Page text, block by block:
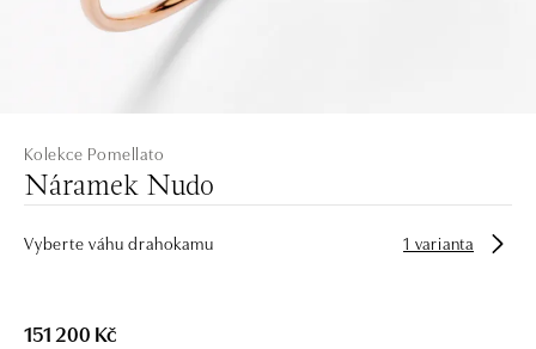
Kolekce Pomellato
Náramek Nudo
Vyberte váhu drahokamu 1 varianta
151 200 Kč